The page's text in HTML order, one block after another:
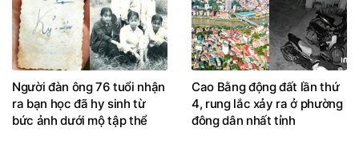
Người đàn ông 76 tuổi nhận
ra bạn học đã hy sinh từ
bức ảnh dưới mộ tập thể
Cao Bằng động đất lần thứ
4, rung lắc xảy ra ở phường
đông dân nhất tỉnh